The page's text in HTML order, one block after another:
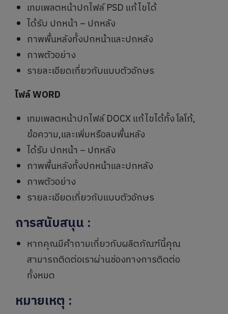
เทมเพลตหน้าปกไฟล์ PSD แก้ไขได้
ได้รับ ปกหน้า – ปกหลัง
ภาพพื้นหลังทั้งปกหน้าและปกหลัง
ภาพตัวอย่าง
รายละเอียดเกี่ยวกับแบบตัวอักษร
ไฟล์ WORD
เทมเพลตหน้าปกไฟล์ DOCX แก้ไขได้ทั้ง โลโก้,
ข้อความ,และเพิ่มหรือลบพื้นหลัง
ได้รับ ปกหน้า – ปกหลัง
ภาพพื้นหลังทั้งปกหน้าและปกหลัง
ภาพตัวอย่าง
รายละเอียดเกี่ยวกับแบบตัวอักษร
การสนับสนุน :
หากคุณมีคำถามเกี่ยวกับผลิตภัณฑ์นี้คุณ
สามารถติดต่อเราผ่านช่องทางการติดต่อ
ทั้งหมด
หมายเหตุ :